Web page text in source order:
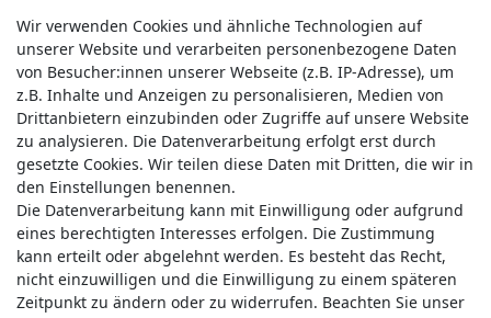
Service & Kontakt
Wünschen Sie einen Rückruf?
service@allmyclothes.de
Schreiben Sie uns:
service@allmyclothes.de
Wir verwenden Cookies und ähnliche Technologien auf
unserer Website und verarbeiten personenbezogene Daten
von Besucher:innen unserer Webseite (z.B. IP-Adresse), um
z.B. Inhalte und Anzeigen zu personalisieren, Medien von
Drittanbietern einzubinden oder Zugriffe auf unsere Website
zu analysieren. Die Datenverarbeitung erfolgt erst durch
gesetzte Cookies. Wir teilen diese Daten mit Dritten, die wir in
den Einstellungen benennen.
Die Datenverarbeitung kann mit Einwilligung oder aufgrund
eines berechtigten Interesses erfolgen. Die Zustimmung
kann erteilt oder abgelehnt werden. Es besteht das Recht,
nicht einzuwilligen und die Einwilligung zu einem späteren
Zeitpunkt zu ändern oder zu widerrufen. Beachten Sie unser